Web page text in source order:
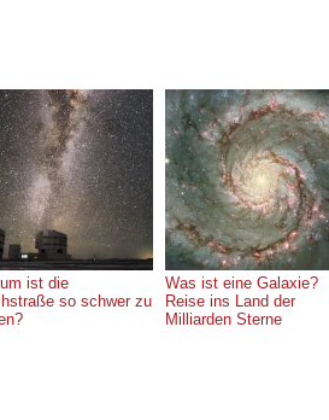
ist die
so schwer zu
Was ist eine Galaxie?
Reise ins Land der
Milliarden Sterne